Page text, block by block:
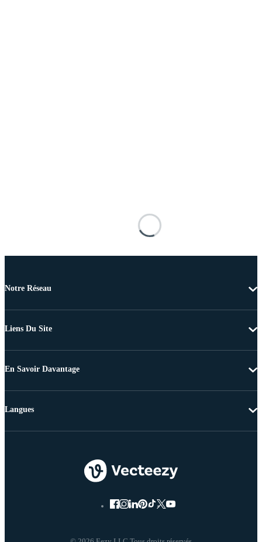
Notre Réseau
Liens Du Site
En Savoir Davantage
Langues